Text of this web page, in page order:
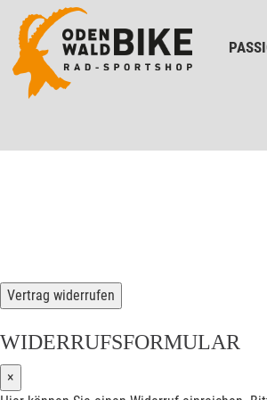
Vertrag widerrufen
WIDERRUFSFORMULAR
×